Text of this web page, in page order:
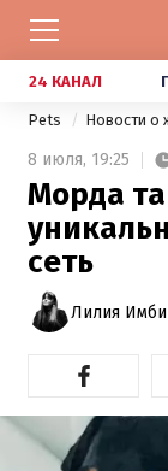
24 КАНАЛ
Pets Новости о
8 июля, 19:25
Морда
сеть
Лилия